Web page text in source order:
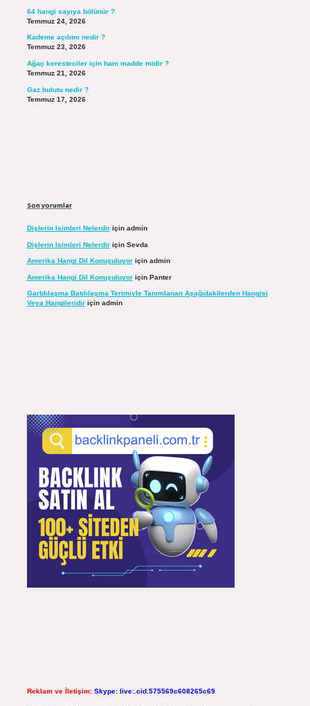
64 hangi sayıya bölünür ?
Temmuz 24, 2026
Kademe açılımı nedir ?
Temmuz 23, 2026
Ağaç keresteciler için ham madde midir ?
Temmuz 21, 2026
Gaz bulutu nedir ?
Temmuz 17, 2026
Son yorumlar
Dişlerin Isimleri Nelerdiriçin admin
Dişlerin Isimleri Nelerdiriçin Sevda
Amerika Hangi Dil Konuşuluyoriçin admin
Amerika Hangi Dil Konuşuluyoriçin Panter
Garblılaşma Batılılaşma Terimiyle Tanımlanan Aşağıdakilerden Hangisi
Veya Hangileridiriçin admin
Reklam ve İletişim: Skype: live:.cid.575569c608265c69